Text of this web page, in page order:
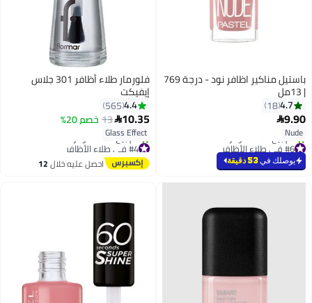
باستيل مناكير اظافر نود - درجة 769
| 13مل
4.7
18
9.90
Nude
#6 في طلاء الأظافر
بتخلّص بسرعة
تم بيع +140 مؤخرًا
#6 في طلاء الأظافر
يوصلك في53 دقيقة
3
فلورمار طلاء أظافر 301 جلاس
إيفيكت
4.4
565
10.35
13 خصم 20%
Glass Effect
#4 في طلاء الأظافر
توصيل مجاني
تم بيع +270 مؤخرًا احصل عليه خلال12